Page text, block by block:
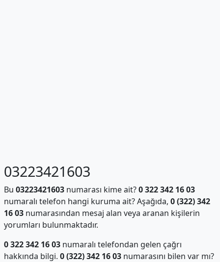
03223421603
Bu 03223421603numarası kime ait?0 322 342 16 03
numaralı telefon hangi kuruma ait? Aşağıda, 0 (322) 342
16 03numarasından mesaj alan veya aranan kişilerin
yorumları bulunmaktadır.
0 322 342 16 03numaralı telefondan gelen çağrı
hakkında bilgi. 0 (322) 342 16 03numarasını bilen var mı?